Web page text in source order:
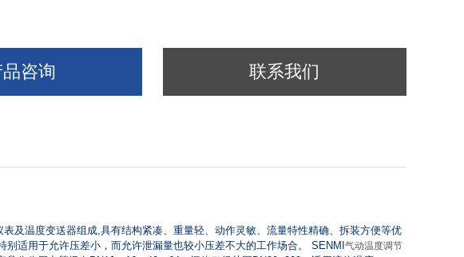
品咨询 联系我们
及温度变送器组成,具有结构紧凑、重量轻、动作灵敏、流量特性精确、拆装方便等优
别适用于允许压差小，而允许泄漏量也较小压差不大的工作场合。 SENMI 气动温度调节